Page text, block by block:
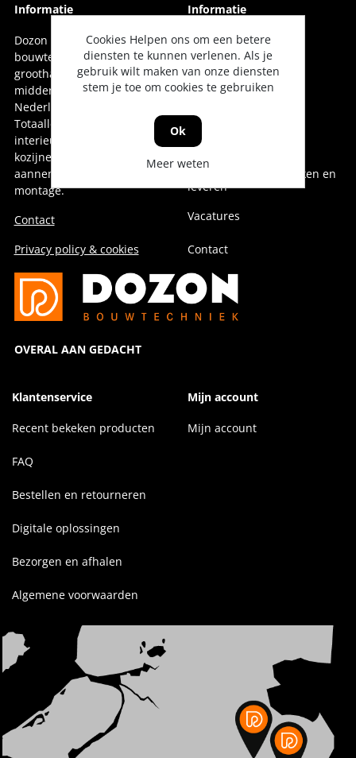
Informatie
Dozon Bouwtechniek is dé
bouwtechnische
groothandel voor oost-,
midden- en noord-
Nederland.
Totaalleverancier voor de
interieurbouw,
kozijnenindustrie,
aannemerij en installatie &
montage.
Contact
Privacy policy & cookies
OVERAL AAN GEDACHT
Informatie
Vestigingen
Onze collega's
Geschiedenis
Duurzaam doen, denken en
leveren
Vacatures
Contact
Klantenservice
Recent bekeken producten
FAQ
Bestellen en retourneren
Digitale oplossingen
Bezorgen en afhalen
Algemene voorwaarden
Mijn account
Mijn account
Cookies Helpen ons om een betere
diensten te kunnen verlenen. Als je
gebruik wilt maken van onze diensten
stem je toe om cookies te gebruiken
Ok
Meer weten